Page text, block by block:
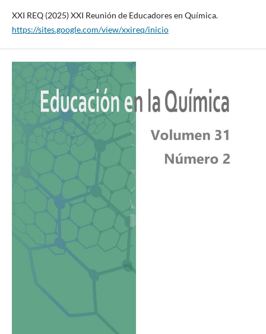
XXI REQ (2025) XXI Reunión de Educadores en Química.
https://sites.google.com/view/xxireq/inicio